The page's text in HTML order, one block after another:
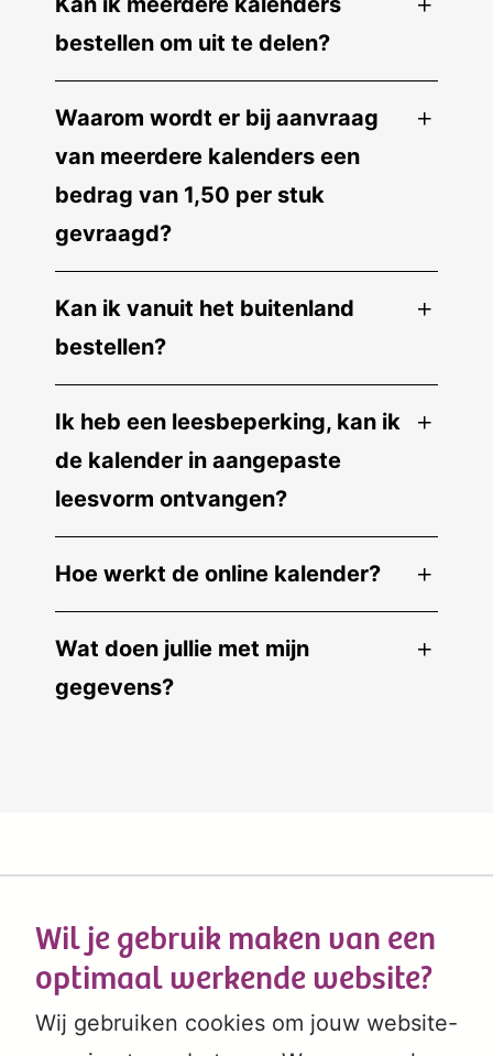
bestellen om uit te delen?
Waarom wordt er bij aanvraag
van meerdere kalenders een
bedrag van 1,50 per stuk
gevraagd?
Kan ik vanuit het buitenland
bestellen?
Ik heb een leesbeperking, kan ik
de kalender in aangepaste
leesvorm ontvangen?
Hoe werkt de online kalender?
Wat doen jullie met mijn
gegevens?
Wil je gebruik maken van een
optimaal werkende website?
Wij gebruiken cookies om jouw website-